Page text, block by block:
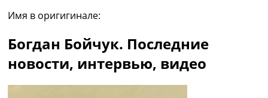
ТВ программа
RU
UA
Имя в оригигинале:
Богдан Бойчук. Последние
новости, интервью, видео